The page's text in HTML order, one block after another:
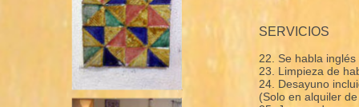
SERVICIOS
22. Se habla inglés
23. Limpieza de
24. Desayuno
(Solo en alquiler